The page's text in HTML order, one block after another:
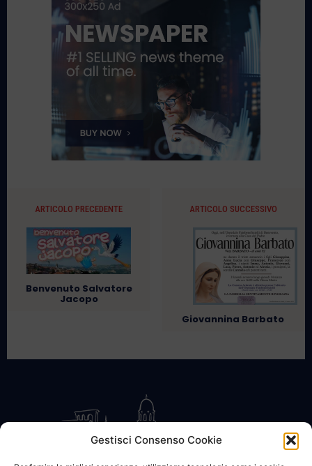
Gestisci Consenso Cookie
ARTICOLO PRECEDENTE
Benvenuto Salvatore
Jacopo
ARTICOLO SUCCESSIVO
Giovannina Barbato